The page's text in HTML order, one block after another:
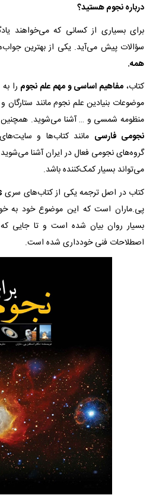
درباره نجوم هستید؟
برای بسیاری از کسانی که می‌خواهند
سؤالات پیش می‌آید. یکی از بهترین
همه.
کتاب، مفاهیم اساسی و مهم علم نجوم را
موضوعات بنیادین علم نجوم مانند
منظومه شمسی و … آشنا می‌شوید. همچنین در
نجومی فارسی مانند کتاب‌ها و
گروه‌های نجومی فعال در ایران آشنا
می‌تواند بسیار کمک‌کننده باشد.
کتاب در اصل ترجمه یکی از کتاب‌های سری
پی.ماران است که این موضوع خود به
بسیار روان بیان شده است و تا جایی که
اصطلاحات فنی خودداری شده است.